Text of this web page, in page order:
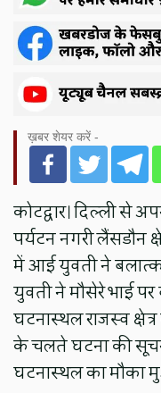
ख़बर शेयर करें -
कोटद्वार। दिल्ली से
पर्यटन नगरी लैंसडौन
में आई युवती ने
युवती ने मौसेरे भाई
घटनास्थल राजस्व
के चलते घटना की
घटनास्थल का मौका